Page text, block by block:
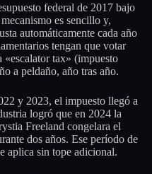
federal de 2017 bajo
es sencillo y,
automáticamente cada año
tengan que votar
«escalator tax» (impuesto
a peldaño, año tras año.
y 2023, el impuesto llegó a
logró que en 2024 la
Freeland congelara el
dos años. Ese período de
aplica sin tope adicional.